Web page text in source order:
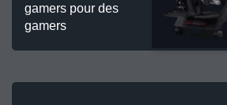
gamers pour des
gamers